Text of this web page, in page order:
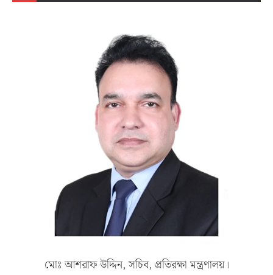
মোঃ আশরাফ উদ্দিন, সচিব, প্রতিরক্ষা মন্ত্রণালয়।